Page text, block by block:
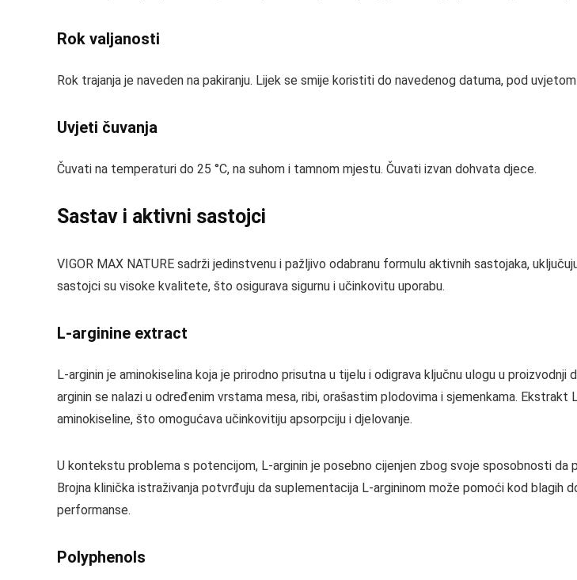
Rok valjanosti
Rok trajanja je naveden na pakiranju. Lijek se smije koristiti do navedenog datuma, pod
Uvjeti čuvanja
Čuvati na temperaturi do 25 °C, na suhom i tamnom mjestu. Čuvati izvan dohvata djece.
Sastav i aktivni sastojci
VIGOR MAX NATURE sadrži jedinstvenu i pažljivo odabranu formulu aktivnih sastojaka,
sastojci su visoke kvalitete, što osigurava sigurnu i učinkovitu uporabu.
L-arginine extract
L-arginin je aminokiselina koja je prirodno prisutna u tijelu i odigrava ključnu ulogu u
arginin se nalazi u određenim vrstama mesa, ribi, orašastim plodovima i sjemenkama.
aminokiseline, što omogućava učinkovitiju apsorpciju i djelovanje.
U kontekstu problema s potencijom, L-arginin je posebno cijenjen zbog svoje sposobnosti
Brojna klinička istraživanja potvrđuju da suplementacija L-argininom može pomoći kod blagih
performanse.
Polyphenols